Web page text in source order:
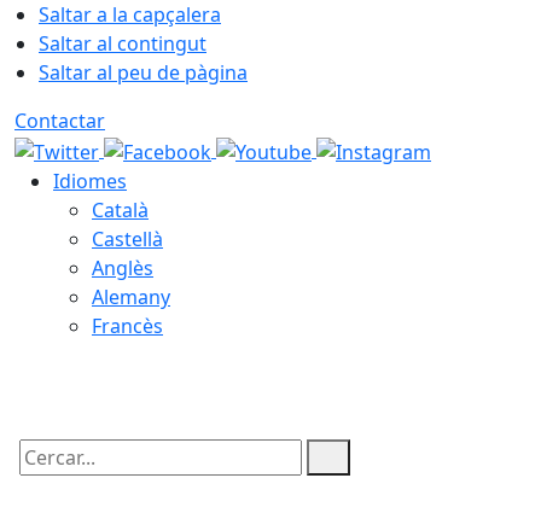
Saltar a la capçalera
Saltar al contingut
Saltar al peu de pàgina
Contactar
Idiomes
Català
Castellà
Anglès
Alemany
Francès
Cercar: